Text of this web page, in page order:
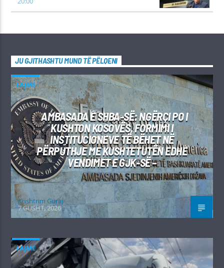
JU GJITHASHTU MUND TË PËLQENI
LAJME
AMBASADA E SHBA-SË: NGËRÇI PO I
KUSHTON KOSOVËS, FORMIMI I
INSTITUCIONEVE TË BËHET NË
PËRPUTHJE ME KUSHTETUTËN EDHE
VENDIMET E GJK-SË –
Kushtrim Guraj
7 GUSHT, 2026
LAJME